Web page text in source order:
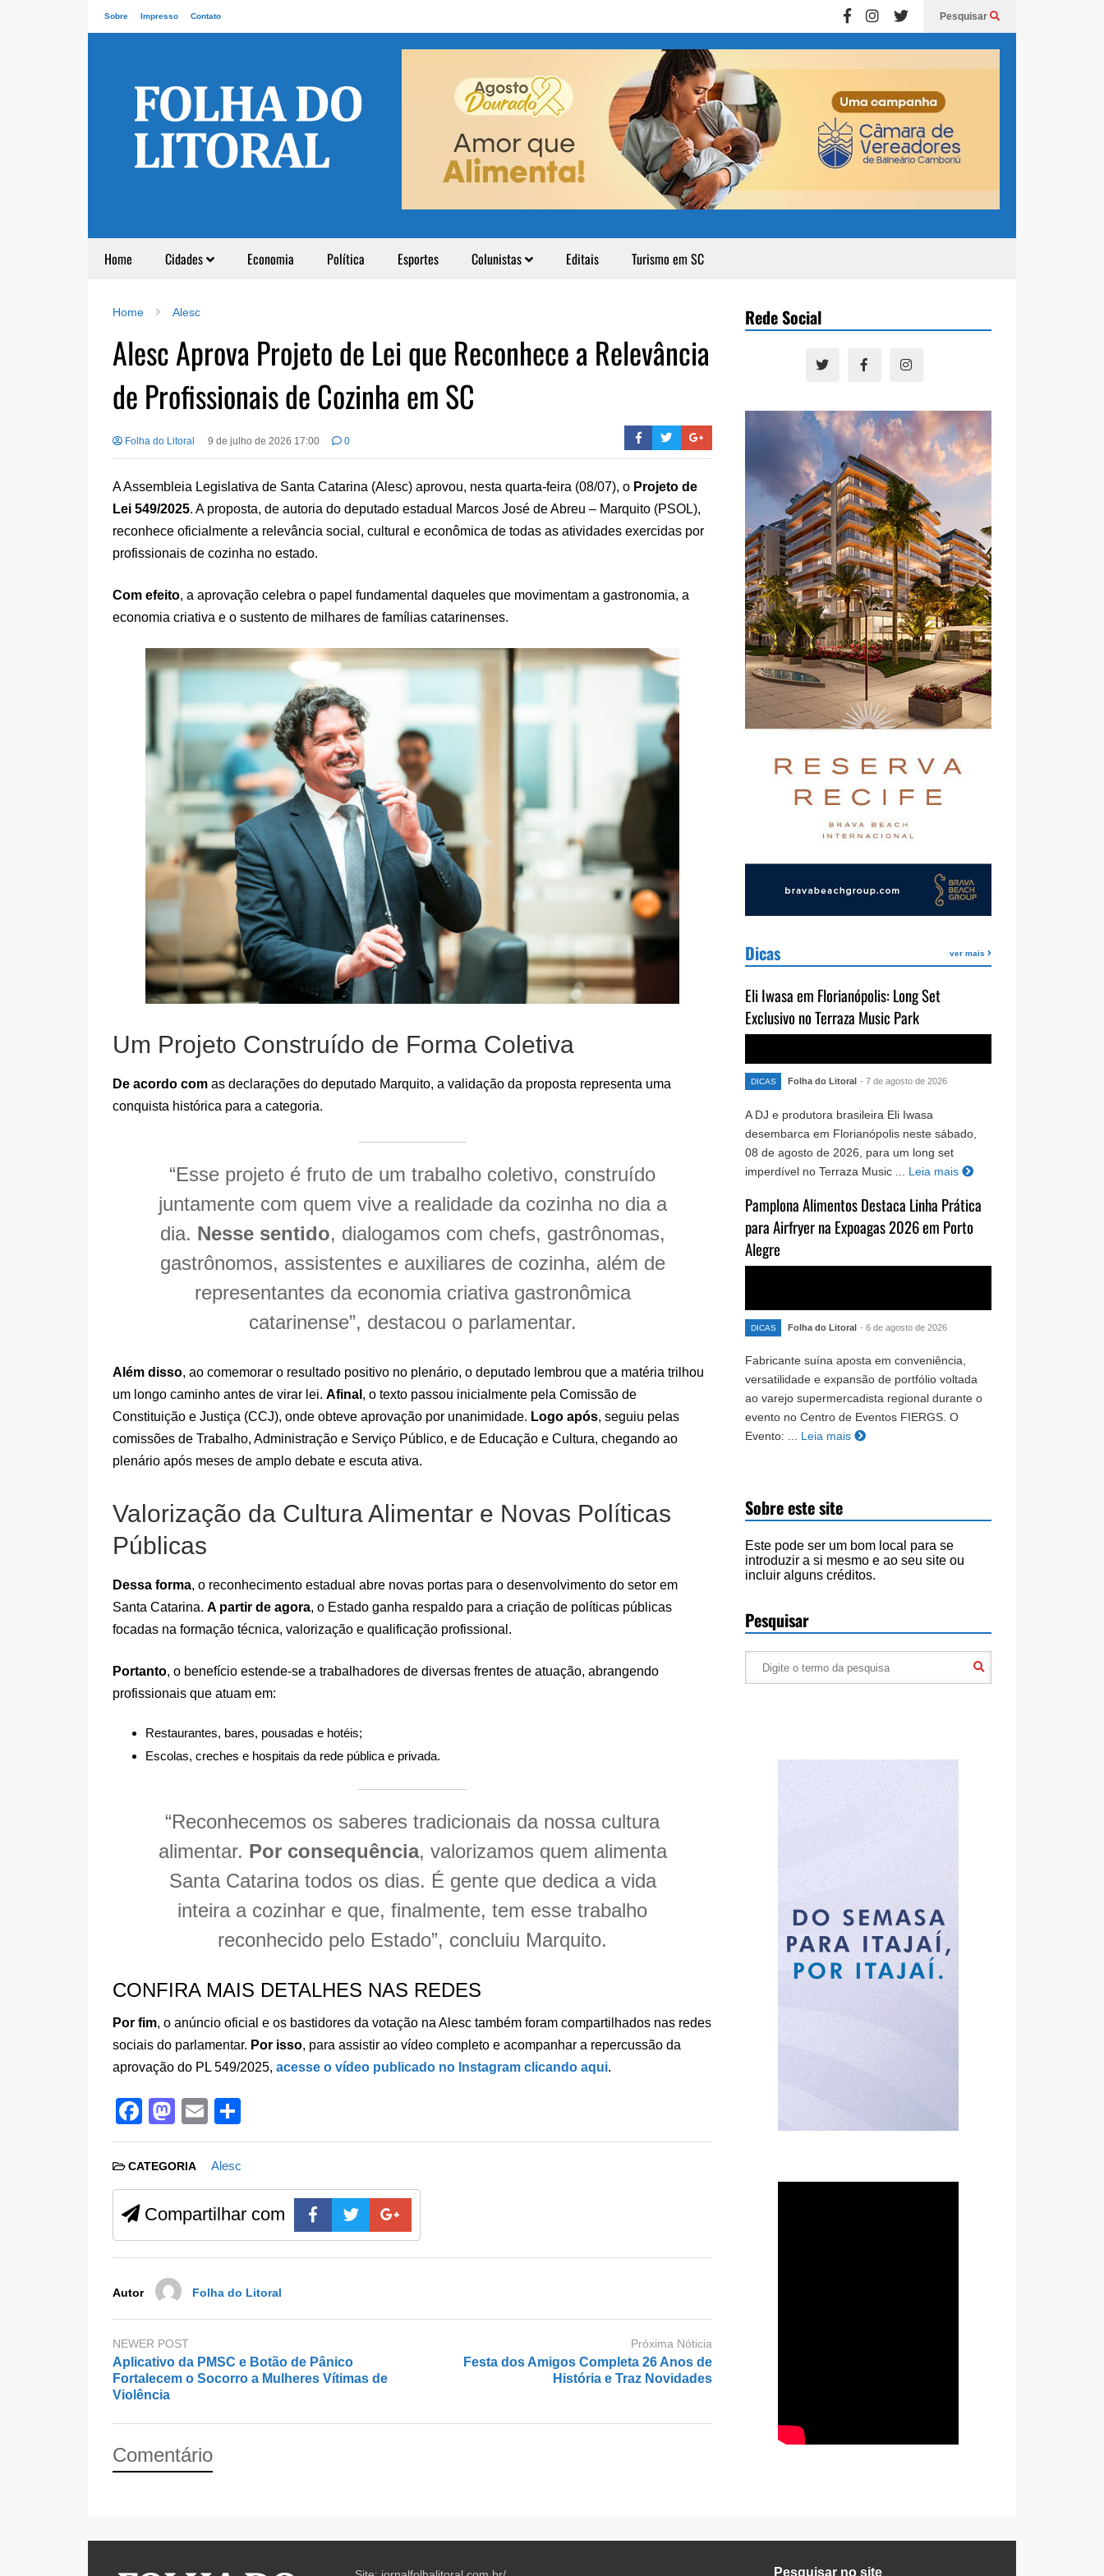
Sobre Impresso Contato Pesquisar
Home Cidades Economia Política Esportes Colunistas Editais Turismo em SC
Home Alesc
Alesc Aprova Projeto de Lei que Reconhece a Relevância
de Profissionais de Cozinha em SC
Folha do Litoral 9 de julho de 2026 17:00 0
A Assembleia Legislativa de Santa Catarina (Alesc) aprovou, nesta quarta-feira (08/07), o Projeto de
Lei 549/2025. A proposta, de autoria do deputado estadual Marcos José de Abreu – Marquito (PSOL),
reconhece oficialmente a relevância social, cultural e econômica de todas as atividades exercidas por
profissionais de cozinha no estado.
Com efeito, a aprovação celebra o papel fundamental daqueles que movimentam a gastronomia, a
economia criativa e o sustento de milhares de famílias catarinenses.
Um Projeto Construído de Forma Coletiva
De acordo com as declarações do deputado Marquito, a validação da proposta representa uma
conquista histórica para a categoria.
“Esse projeto é fruto de um trabalho coletivo, construído
juntamente com quem vive a realidade da cozinha no dia a
dia. Nesse sentido, dialogamos com chefs, gastrônomas,
gastrônomos, assistentes e auxiliares de cozinha, além de
representantes da economia criativa gastronômica
catarinense”, destacou o parlamentar.
Além disso, ao comemorar o resultado positivo no plenário, o deputado lembrou que a matéria trilhou
um longo caminho antes de virar lei. Afinal , o texto passou inicialmente pela Comissão de
Constituição e Justiça (CCJ), onde obteve aprovação por unanimidade. Logo após, seguiu pelas
comissões de Trabalho, Administração e Serviço Público, e de Educação e Cultura, chegando ao
plenário após meses de amplo debate e escuta ativa.
Valorização da Cultura Alimentar e Novas Políticas
Públicas
Dessa forma, o reconhecimento estadual abre novas portas para o desenvolvimento do setor em
Santa Catarina. A partir de agora, o Estado ganha respaldo para a criação de políticas públicas
focadas na formação técnica, valorização e qualificação profissional.
Portanto, o benefício estende-se a trabalhadores de diversas frentes de atuação, abrangendo
profissionais que atuam em:
Restaurantes, bares, pousadas e hotéis;
Escolas, creches e hospitais da rede pública e privada.
“Reconhecemos os saberes tradicionais da nossa cultura
alimentar. Por consequência, valorizamos quem alimenta
Santa Catarina todos os dias. É gente que dedica a vida
inteira a cozinhar e que, finalmente, tem esse trabalho
reconhecido pelo Estado”, concluiu Marquito.
CONFIRA MAIS DETALHES NAS REDES
Por fim, o anúncio oficial e os bastidores da votação na Alesc também foram compartilhados nas redes
sociais do parlamentar. Por isso, para assistir ao vídeo completo e acompanhar a repercussão da
aprovação do PL 549/2025, acesse o vídeo publicado no Instagram clicando aqui.
F
a
c
e
b
o
k
M
a
st
o
d
o
E
m
ail
h
e
CATEGORIA Alesc
Compartilhar com
Autor Folha do Litoral
NEWER POST
Aplicativo da PMSC e Botão de Pânico
Fortalecem o Socorro a Mulheres Vítimas de
Violência
Próxima Nóticia
Festa dos Amigos Completa 26 Anos de
História e Traz Novidades
Comentário
Rede Social
Dicas ver mais
Eli Iwasa em Florianópolis: Long Set
Exclusivo no Terraza Music Park
DICAS Folha do Litoral - 7 de agosto de 2026
A DJ e produtora brasileira Eli Iwasa
desembarca em Florianópolis neste sábado,
08 de agosto de 2026, para um long set
imperdível no Terraza Music ...
Leia mais
Pamplona Alimentos Destaca Linha Prática
para Airfryer na Expoagas 2026 em Porto
Alegre
DICAS Folha do Litoral - 6 de agosto de 2026
Fabricante suína aposta em conveniência,
versatilidade e expansão de portfólio voltada
ao varejo supermercadista regional durante o
evento no Centro de Eventos FIERGS. O
Evento: ... Leia mais
Sobre este site
Este pode ser um bom local para se
introduzir a si mesmo e ao seu site ou
incluir alguns créditos.
Pesquisar
Pesquisar no site